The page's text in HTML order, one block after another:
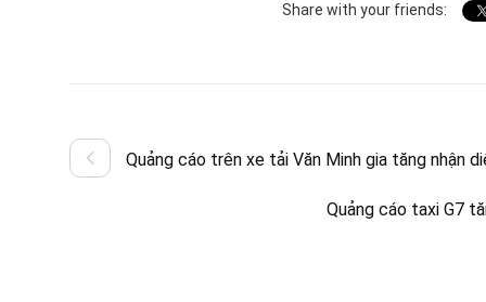
Share with your friends:
Quảng cáo trên xe tải Văn Minh gia tăng nhận
Quảng cáo taxi G7